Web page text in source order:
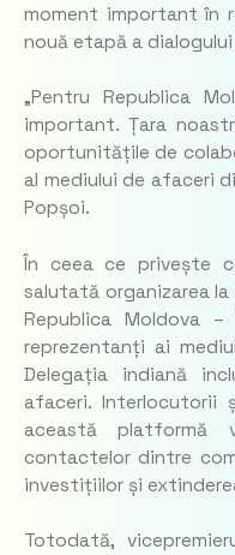
moment important în
nouă etapă a
„Pentru Republica
important. Țara
oportunitățile de
al mediului de afaceri
Popșoi.
În ceea ce privește
salutată organizarea la
Republica Moldova
reprezentanți ai
Delegația indiană
afaceri. Interlocutorii
această platformă
contactelor dintre
investițiilor și
Totodată,